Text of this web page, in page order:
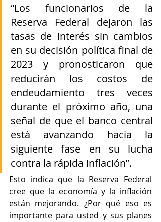
“Los funcionarios de la
Reserva Federal dejaron las
tasas de interés sin cambios
en su decisión política final de
2023 y pronosticaron que
reducirán los costos de
endeudamiento tres veces
durante el próximo año, una
señal de que el banco central
está avanzando hacia la
siguiente fase en su lucha
contra la rápida inflación”.
Esto indica que la Reserva Federal
cree que la economía y la inflación
están mejorando. ¿Por qué eso es
importante para usted y sus planes